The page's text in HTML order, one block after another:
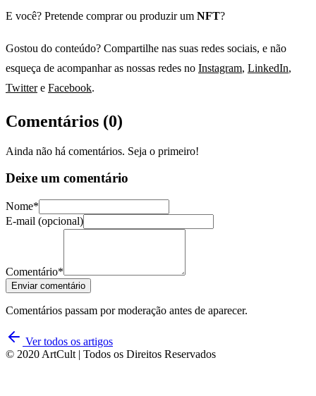
E você? Pretende comprar ou produzir um NFT?
Gostou do conteúdo? Compartilhe nas suas redes sociais, e não
esqueça de acompanhar as nossas redes no Instagram, LinkedIn,
Twittere Facebook.
Comentários (0)
Ainda não há comentários. Seja o primeiro!
Deixe um comentário
Nome*
E-mail (opcional)
Comentário*
Enviar comentário
Comentários passam por moderação antes de aparecer.
Ver todos os artigos
© 2020 ArtCult | Todos os Direitos Reservados